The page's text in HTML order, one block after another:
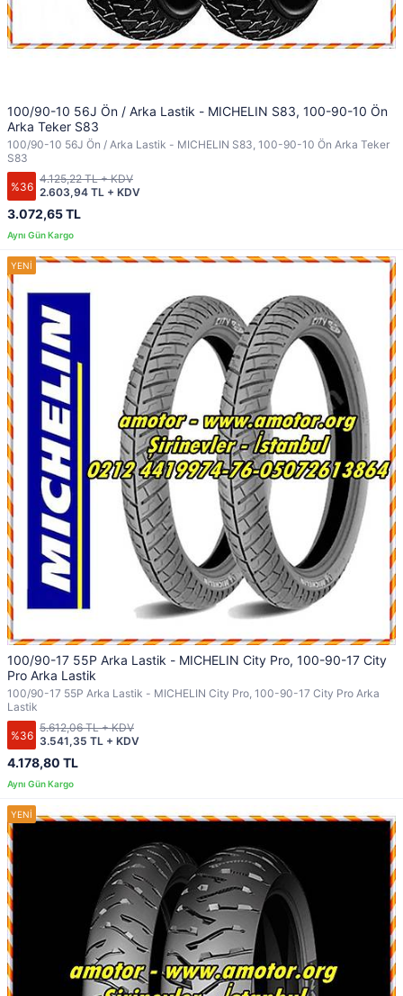
100/90-10 56J Ön / Arka Lastik - MICHELIN S83, 100-90-10 Ön
Arka Teker S83
100/90-10 56J Ön / Arka Lastik - MICHELIN S83, 100-90-10 Ön Arka Teker
S83
%36
3.072,65 TL
2.603,94 TL + KDV
4.125,22 TL + KDV
100/90-17 55P Arka Lastik - MICHELIN City Pro, 100-90-17 City
Pro Arka Lastik
100/90-17 55P Arka Lastik - MICHELIN City Pro, 100-90-17 City Pro Arka
Lastik
%36
4.178,80 TL
3.541,35 TL + KDV
5.612,06 TL + KDV